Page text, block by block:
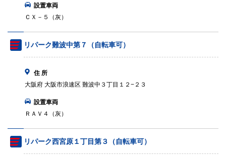
設置車両
ＣＸ－５（灰）
リパーク難波中第７（自転車可）
住 所
大阪府 大阪市浪速区 難波中３丁目１２−２３
設置車両
ＲＡＶ４（灰）
リパーク西宮原１丁目第３（自転車可）